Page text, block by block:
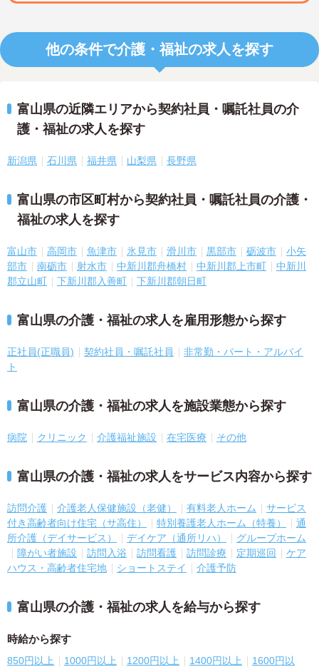
他の条件で介護・福祉の求人を探す
富山県の近隣エリアから契約社員・嘱託社員の介
護・福祉の求人を探す
新潟県 石川県 福井県 山梨県 長野県
富山県の市区町村から契約社員・嘱託社員の介護・
福祉の求人を探す
富山市 高岡市 魚津市 氷見市 滑川市 黒部市 砺波市
小矢
部市
南砺市 射水市 中新川郡舟橋村 中新川郡上市町
中新川
郡立山町
下新川郡入善町 下新川郡朝日町
富山県の介護・福祉の求人を雇用形態から探す
正社員(正職員) 契約社員・嘱託社員
非常勤・パート・アルバイ
ト
富山県の介護・福祉の求人を施設業態から探す
病院 クリニック 介護福祉施設 在宅医療 その他
富山県の介護・福祉の求人をサービス内容から探す
訪問介護 介護老人保健施設（老健） 有料老人ホーム
サービス
付き高齢者向け住宅（サ高住）
特別養護老人ホーム（特養）
通
所介護（デイサービス）
デイケア（通所リハ）
グループホーム
障がい者施設
訪問入浴 訪問看護 訪問診療 定期巡回
ケア
ハウス・高齢者住宅地
ショートステイ 介護予防
富山県の介護・福祉の求人を給与から探す
時給から探す
850円以上 1000円以上 1200円以上 1400円以上
1600円以